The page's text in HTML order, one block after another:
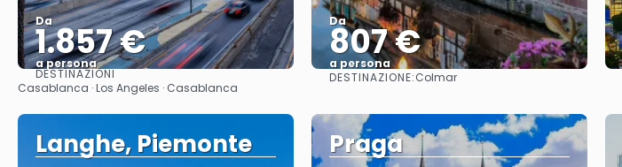
Da
1.857 €
a persona
Vedere
DESTINAZIONI
Casablanca · Los Angeles · Casablanca
Da
807 €
a persona
Vedere
DESTINAZIONE:Colmar
Langhe, Piemonte Praga